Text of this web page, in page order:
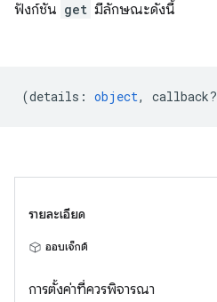
ฟังก์ชัน get มีลักษณะดังนี้
(details : object, callback?
รายละเอียด
ออบเจ็กต์
การตั้งค่าที่ควรพิจารณา